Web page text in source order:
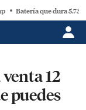
Batería que dura
12
puedes